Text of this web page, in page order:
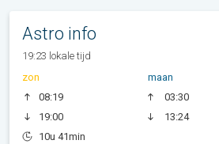
Astro info
19:23 lokale tijd
zon
08:19
19:00
10u 41min
maan
03:30
13:24